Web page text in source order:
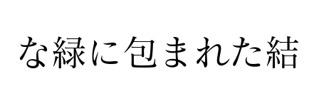
な緑に包まれた結